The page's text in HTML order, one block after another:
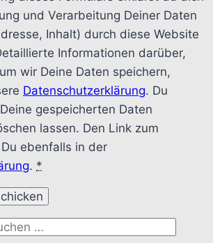
und Verarbeitung Deiner Daten
Inhalt) durch diese Website
Informationen darüber,
wir Deine Daten speichern,
Datenschutzerklärung. Du
gespeicherten Daten
lassen. Den Link zum
ebenfalls in der
. *